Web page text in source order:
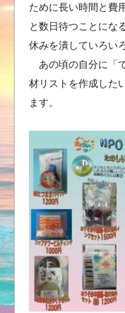
ために長い時間と費
と数日待つことにな
休みを潰していろい
あの頃の自分に「
材リストを作成した
ます。